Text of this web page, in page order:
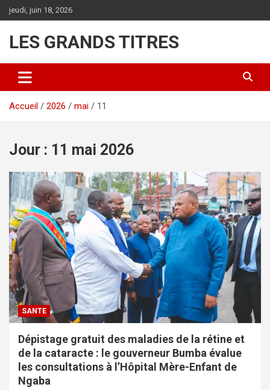
Aller
au
jeudi, juin 18, 2026
LES GRANDS TITRES
Accueil 2026 mai 11
Jour : 11 mai 2026
SANTE
Dépistage gratuit des maladies de la rétine et
de la cataracte : le gouverneur Bumba évalue
les consultations à l’Hôpital Mère-Enfant de
Ngaba